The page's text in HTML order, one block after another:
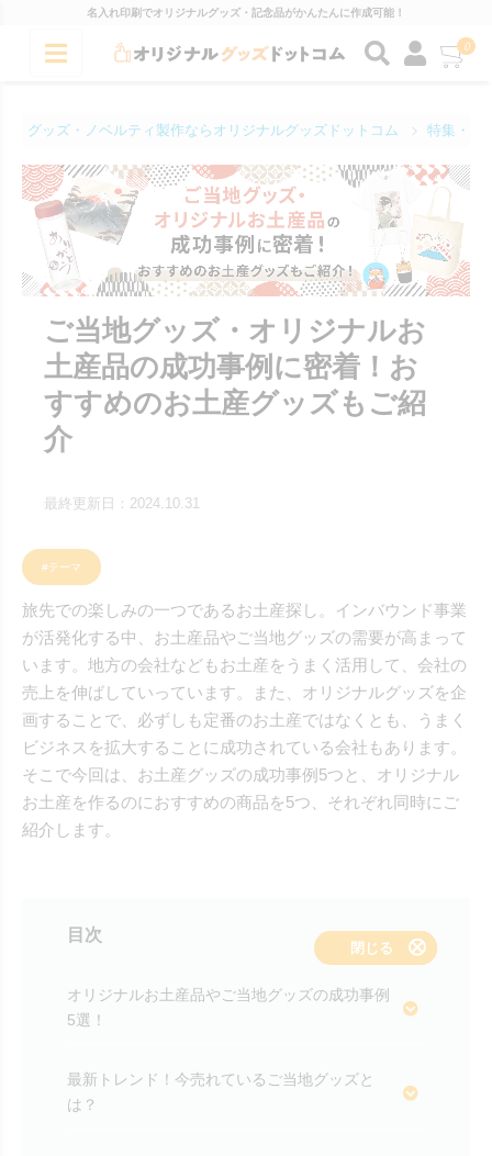
名入れ印刷でオリジナルグッズ・記念品がかんたんに作成可能！
0
グッズ・ノベルティ製作ならオリジナルグッズドットコム 特集・コ
ご当地グッズ・オリジナルお
土産品の成功事例に密着！お
すすめのお土産グッズもご紹
介
最終更新日：2024.10.31
#テーマ
旅先での楽しみの一つであるお土産探し。インバウンド事業
が活発化する中、お土産品やご当地グッズの需要が高まって
います。地方の会社などもお土産をうまく活用して、会社の
売上を伸ばしていっています。また、オリジナルグッズを企
画することで、必ずしも定番のお土産ではなくとも、うまく
ビジネスを拡大することに成功されている会社もあります。
そこで今回は、お土産グッズの成功事例5つと、オリジナル
お土産を作るのにおすすめの商品を5つ、それぞれ同時にご
紹介します。
目次
表示する
閉じる
オリジナルお土産品やご当地グッズの成功事例
5選！
最新トレンド！今売れているご当地グッズと
は？